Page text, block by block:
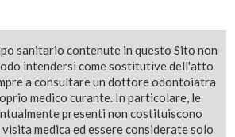
sanitario contenute in questo Sito non
intendersi come sostitutive dell'atto
a consultare un dottore odontoiatra
medico curante. In particolare, le
presenti non costituiscono
medica ed essere considerate solo